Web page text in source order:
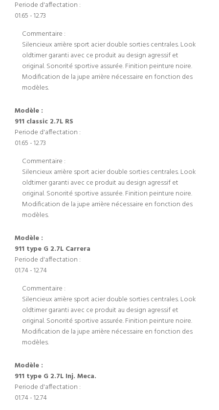
Periode d'affectation :
01.65 - 12.73
Commentaire :
Silencieux arrière sport acier double sorties centrales. Look
oldtimer garanti avec ce produit au design agressif et
original. Sonorité sportive assurée. Finition peinture noire.
Modification de la jupe arrière nécessaire en fonction des
modèles.
Modèle :
911 classic 2.7L RS
Periode d'affectation :
01.65 - 12.73
Commentaire :
Silencieux arrière sport acier double sorties centrales. Look
oldtimer garanti avec ce produit au design agressif et
original. Sonorité sportive assurée. Finition peinture noire.
Modification de la jupe arrière nécessaire en fonction des
modèles.
Modèle :
911 type G 2.7L Carrera
Periode d'affectation :
01.74 - 12.74
Commentaire :
Silencieux arrière sport acier double sorties centrales. Look
oldtimer garanti avec ce produit au design agressif et
original. Sonorité sportive assurée. Finition peinture noire.
Modification de la jupe arrière nécessaire en fonction des
modèles.
Modèle :
911 type G 2.7L Inj. Meca.
Periode d'affectation :
01.74 - 12.74